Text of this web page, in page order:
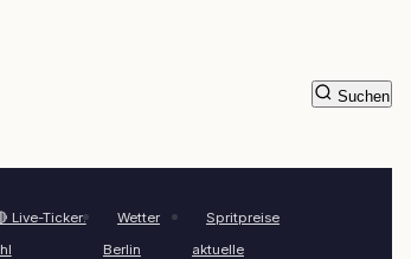
Live-Ticker:
Wetter
Berlin
Spritpreise
aktuelle
Suchen